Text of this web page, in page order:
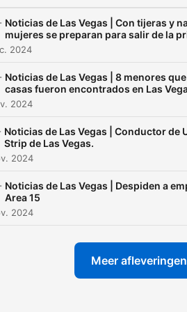
Noticias de Las Vegas | Con tijeras y
mujeres se preparan para salir de la
2024
Noticias de Las Vegas | 8 menores
casas fueron encontrados en Las
2024
Noticias de Las Vegas | Conductor de
Strip de Las Vegas.
2024
Noticias de Las Vegas | Despiden a
Area 15
2024
Meer